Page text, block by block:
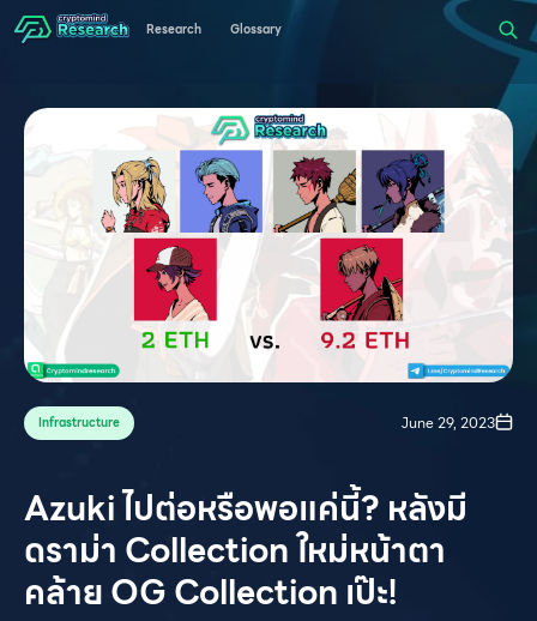
Research Glossary
Infrastructure June 29, 2023
Azuki ไปต่อหรือพอแค่นี้? หลังมี
ดราม่า Collection ใหม่หน้าตา
คล้าย OG Collection เป๊ะ!